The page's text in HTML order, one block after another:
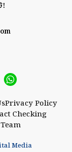
Privacy Policy
Checking
Media